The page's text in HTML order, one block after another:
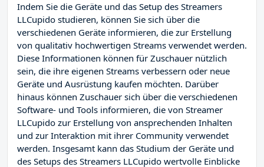
Indem Sie die Geräte und das Setup des Streamers
LLCupido studieren, können Sie sich über die
verschiedenen Geräte informieren, die zur Erstellung
von qualitativ hochwertigen Streams verwendet werden.
Diese Informationen können für Zuschauer nützlich
sein, die ihre eigenen Streams verbessern oder neue
Geräte und Ausrüstung kaufen möchten. Darüber
hinaus können Zuschauer sich über die verschiedenen
Software- und Tools informieren, die von Streamer
LLCupido zur Erstellung von ansprechenden Inhalten
und zur Interaktion mit ihrer Community verwendet
werden. Insgesamt kann das Studium der Geräte und
des Setups des Streamers LLCupido wertvolle Einblicke